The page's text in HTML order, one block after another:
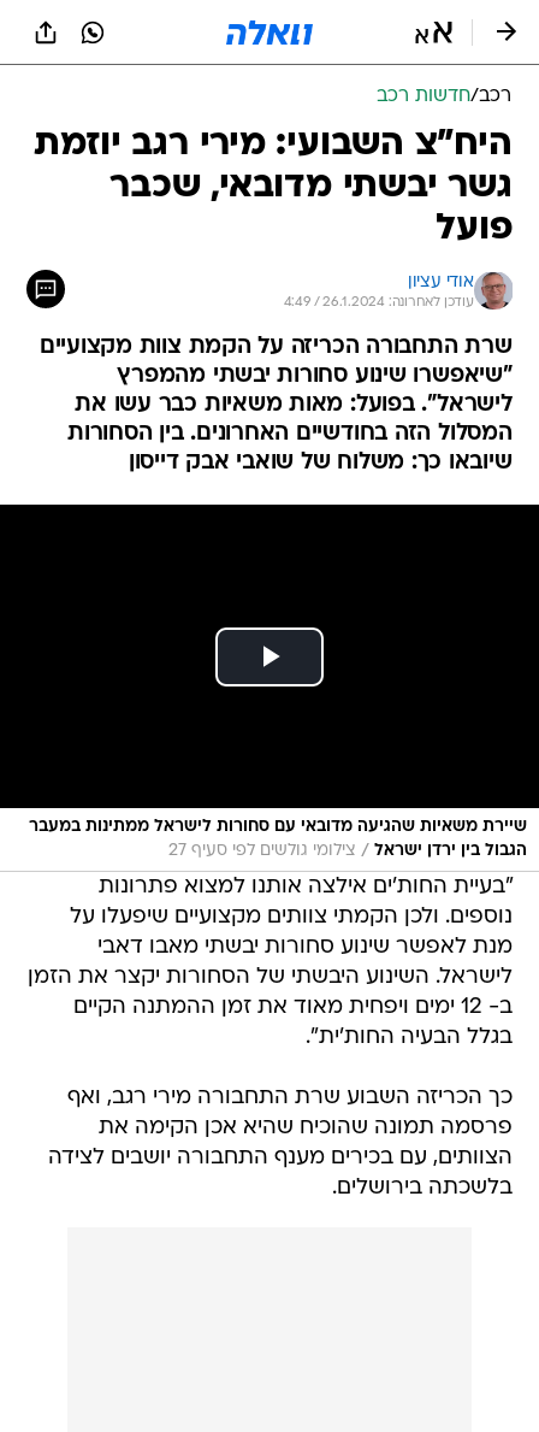
רכב/חדשות רכב
היח"צ השבועי: מירי רגב יוזמת
גשר יבשתי מדובאי, שכבר
פועל
אודי עציון
עודכן לאחרונה: 26.1.2024 / 4:49
שרת התחבורה הכריזה על הקמת צוות מקצועיים
"שיאפשרו שינוע סחורות יבשתי מהמפרץ
לישראל". בפועל: מאות משאיות כבר עשו את
המסלול הזה בחודשיים האחרונים. בין הסחורות
שיובאו כך: משלוח של שואבי אבק דייסון
שיירת משאיות שהגיעה מדובאי עם סחורות לישראל ממתינות במעבר
הגבול בין ירדן ישראל / צילומי גולשים לפי סעיף 27
"בעיית החות'ים אילצה אותנו למצוא פתרונות
נוספים. ולכן הקמתי צוותים מקצועיים שיפעלו על
מנת לאפשר שינוע סחורות יבשתי מאבו דאבי
לישראל. השינוע היבשתי של הסחורות יקצר את הזמן
ב- 12 ימים ויפחית מאוד את זמן ההמתנה הקיים
בגלל הבעיה החות'ית".
כך הכריזה השבוע שרת התחבורה מירי רגב, ואף
פרסמה תמונה שהוכיח שהיא אכן הקימה את
הצוותים, עם בכירים מענף התחבורה יושבים לצידה
בלשכתה בירושלים.